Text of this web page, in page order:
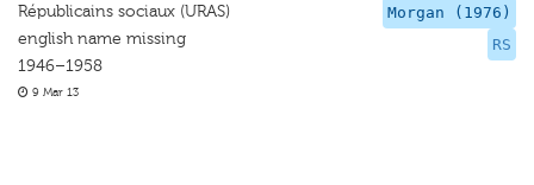
Morgan (1976)
RS
Républicains sociaux (URAS)
english name missing
1946–1958
9 Mar 13